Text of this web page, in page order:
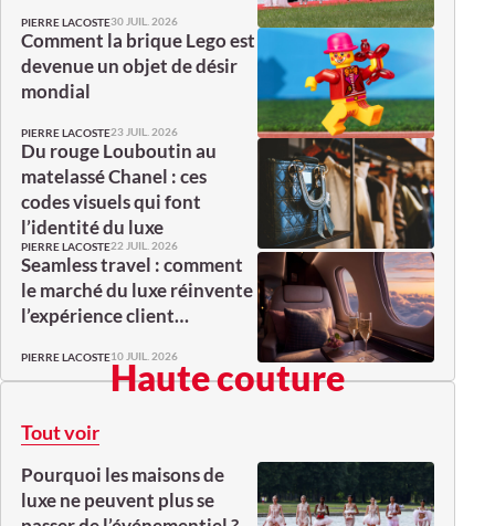
PIERRE LACOSTE30 JUIL. 2026
Comment la brique Lego est
devenue un objet de désir
mondial
PIERRE LACOSTE23 JUIL. 2026
Du rouge Louboutin au
matelassé Chanel : ces
codes visuels qui font
l’identité du luxe
PIERRE LACOSTE22 JUIL. 2026
Seamless travel : comment
le marché du luxe réinvente
l’expérience client…
PIERRE LACOSTE10 JUIL. 2026
Haute couture
Tout voir
Pourquoi les maisons de
luxe ne peuvent plus se